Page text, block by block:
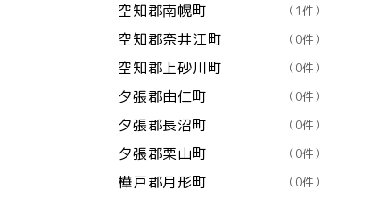
空知郡南幌町 （1件）
空知郡奈井江町 （0件）
空知郡上砂川町 （0件）
夕張郡由仁町 （0件）
夕張郡長沼町 （0件）
夕張郡栗山町 （0件）
樺戸郡月形町 （0件）